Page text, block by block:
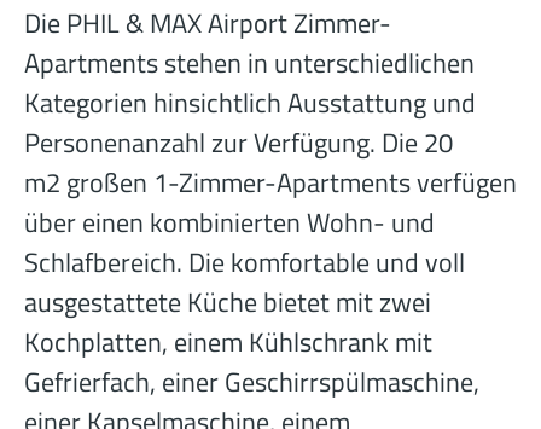
Die PHIL & MAX Airport Zimmer-
Apartments stehen in unterschiedlichen
Kategorien hinsichtlich Ausstattung und
Personenanzahl zur Verfügung. Die 20
m2 großen 1-Zimmer-Apartments verfügen
über einen kombinierten Wohn- und
Schlafbereich. Die komfortable und voll
ausgestattete Küche bietet mit zwei
Kochplatten, einem Kühlschrank mit
Gefrierfach, einer Geschirrspülmaschine,